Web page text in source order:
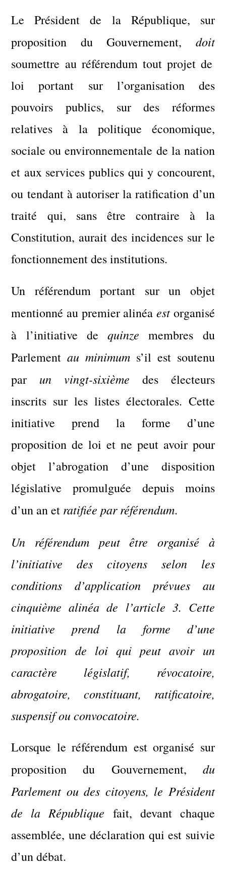
Le Président de la République, sur
proposition du Gouvernement, doit
soumettre au référendum tout projet de
loi portant sur l’organisation des
pouvoirs publics, sur des réformes
relatives à la politique économique,
sociale ou environnementale de la nation
et aux services publics qui y concourent,
ou tendant à autoriser la ratification d’un
traité qui, sans être contraire à la
Constitution, aurait des incidences sur le
fonctionnement des institutions.
Un référendum portant sur un objet
mentionné au premier alinéa estorganisé
à l’initiative dequinze membres du
Parlementau minimum s’il est soutenu
par un vingt-sixième des électeurs
inscrits sur les listes électorales. Cette
initiative prend la forme d’une
proposition de loi et ne peut avoir pour
objet l’abrogation d’une disposition
législative promulguée depuis moins
d’un an et ratifiée par référendum.
Un référendum peut être organisé à
l’initiative des citoyens selon les
conditions d’application prévues au
cinquième alinéa de l’article 3. Cette
initiative prend la forme d’une
proposition de loi qui peut avoir un
caractère législatif, révocatoire,
abrogatoire, constituant, ratificatoire,
suspensif ou convocatoire.
Lorsque le référendum est organisé sur
proposition du Gouvernement, du
Parlement ou des citoyens, le Président
de la République fait, devant chaque
assemblée, une déclaration qui est suivie
d’un débat.